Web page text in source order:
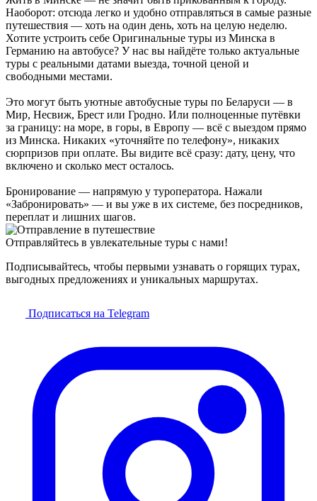
Наоборот: отсюда легко и удобно отправляться в самые разные
путешествия — хоть на один день, хоть на целую неделю.
Хотите устроить себе Оригинальные туры из Минска в
Германию на автобусе? У нас вы найдёте только актуальные
туры с реальными датами выезда, точной ценой и
свободными местами.
Это могут быть уютные автобусные туры по Беларуси — в
Мир, Несвиж, Брест или Гродно. Или полноценные путёвки
за границу: на море, в горы, в Европу — всё с выездом прямо
из Минска. Никаких «уточняйте по телефону», никаких
сюрпризов при оплате. Вы видите всё сразу: дату, цену, что
включено и сколько мест осталось.
Бронирование — напрямую у туроператора. Нажали
«Забронировать» — и вы уже в их системе, без посредников,
переплат и лишних шагов.
Отправляйтесь в увлекательные туры с нами!
Подписывайтесь, чтобы первыми узнавать о горящих турах,
выгодных предложениях и уникальных маршрутах.
Подписаться на Telegram